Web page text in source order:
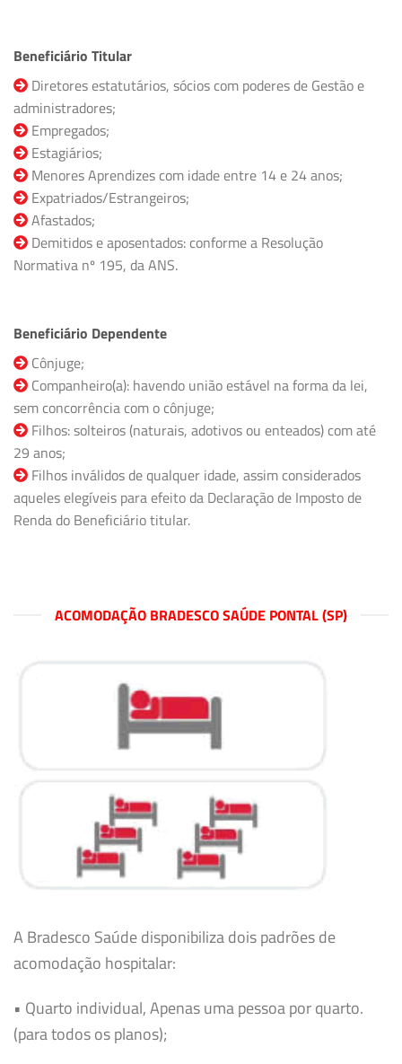
Beneficiário Titular
Diretores estatutários, sócios com poderes de Gestão e
administradores;
Empregados;
Estagiários;
Menores Aprendizes com idade entre 14 e 24 anos;
Expatriados/Estrangeiros;
Afastados;
Demitidos e aposentados: conforme a Resolução
Normativa nº 195, da ANS.
Beneficiário Dependente
Cônjuge;
Companheiro(a): havendo união estável na forma da lei,
sem concorrência com o cônjuge;
Filhos: solteiros (naturais, adotivos ou enteados) com até
29 anos;
Filhos inválidos de qualquer idade, assim considerados
aqueles elegíveis para efeito da Declaração de Imposto de
Renda do Beneficiário titular.
ACOMODAÇÃO BRADESCO SAÚDE PONTAL (SP)
A Bradesco Saúde disponibiliza dois padrões de
acomodação hospitalar:
• Quarto individual, Apenas uma pessoa por quarto.
(para todos os planos);